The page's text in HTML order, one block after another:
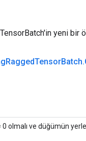
yeni bir
RaggedTensorBatch.
0 olmalı ve düğümün